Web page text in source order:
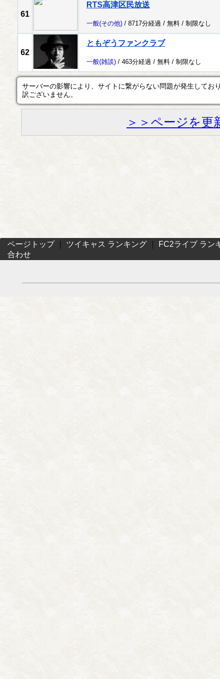
61
RTS高津区民放送
一般(その他) / 8717分経過 / 無料 / 制限なし
62
ともぞうファンクラブ
一般(雑談) / 463分経過 / 無料 / 制限なし
サーバーの影響により、サイトに繋がらない問題が発生してお
訳ございません。
＞＞ページを更
ページトップ｜ ツイキャス ランキング
FC2ライブ ラン
合わせ